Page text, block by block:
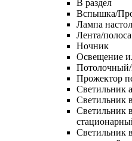
В раздел
Вспышка/
Лампа
Лента/
Ночник
Освещение
Потолочный/
Прожектор
Светильник
Светильник
Светильник
Светильник